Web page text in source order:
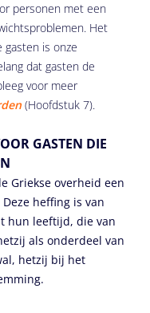
personen met een
Het
gasten is onze
dat gasten de
voor meer
(Hoofdstuk 7).
GASTEN DIE
Griekse overheid een
heffing is van
hun leeftijd, die van
als onderdeel van
hetzij bij het